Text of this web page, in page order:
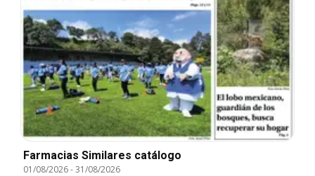
Farmacias Similares catálogo
01/08/2026-31/08/2026